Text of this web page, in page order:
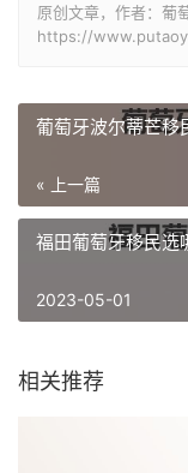
原创文章，作者：葡
https://
葡萄牙波尔蒂芒移
« 上一篇
福田葡萄牙移民选
2023-05-01
相关推荐